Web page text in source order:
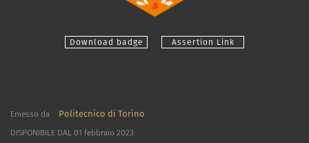
Download badge Assertion Link
Emesso da Politecnico di Torino
DISPONIBILE DAL 01 febbraio 2023